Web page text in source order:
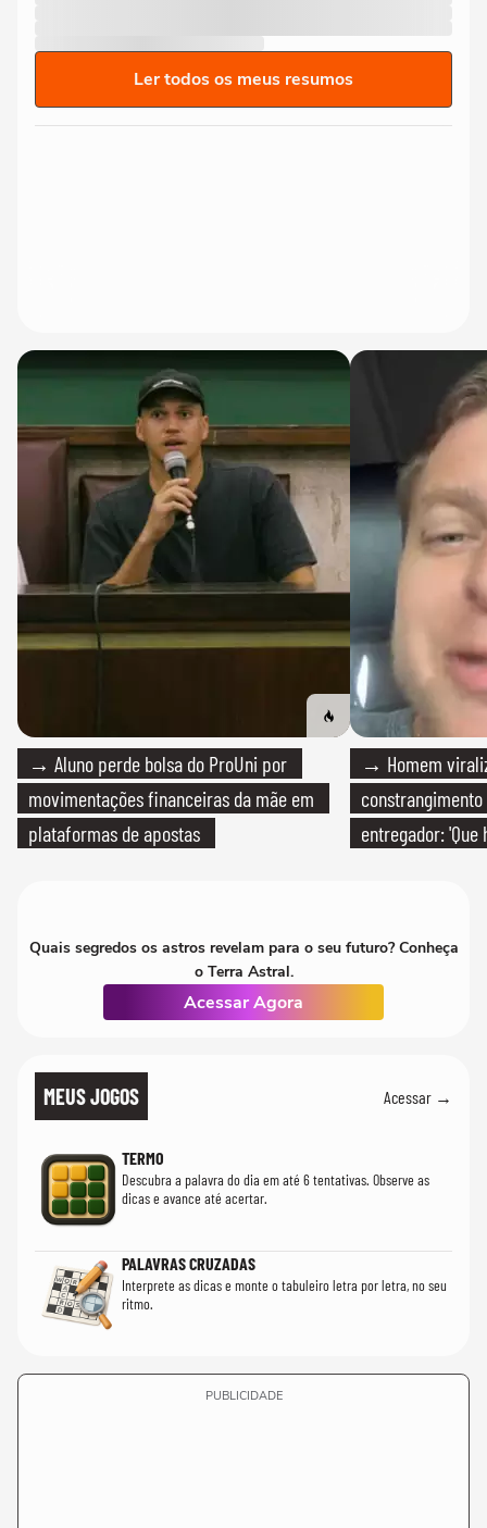
Ler todos os meus resumos
→ Aluno perde bolsa do ProUni por
movimentações financeiras da mãe em
plataformas de apostas
→ Homem
entregador: 'Que
Quais segredos os astros revelam para o seu futuro? Conheça
o Terra Astral.
Acessar Agora
MEUS JOGOS Acessar →
TERMO
Descubra a palavra do dia em até 6 tentativas. Observe as
dicas e avance até acertar.
PALAVRAS CRUZADAS
Interprete as dicas e monte o tabuleiro letra por letra, no seu
ritmo.
PUBLICIDADE